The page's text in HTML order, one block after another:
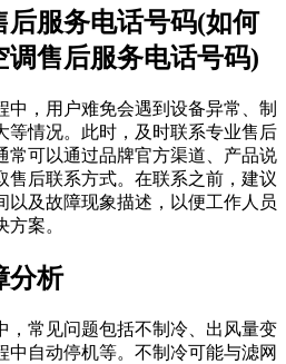
后服务电话号码(如何
售后服务电话号码)
中，用户难免会遇到设备异常、制
等情况。此时，及时联系专业售后
常可以通过品牌官方渠道、产品说
售后联系方式。在联系之前，建议
以及故障现象描述，以便工作人员
案。
分析
，常见问题包括不制冷、出风量变
中自动停机等。不制冷可能与滤网